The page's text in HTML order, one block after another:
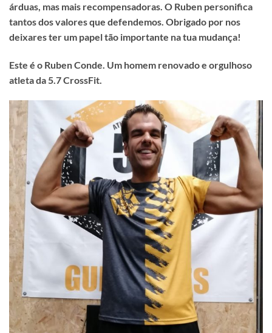
árduas, mas mais recompensadoras. O Ruben personifica
tantos dos valores que defendemos. Obrigado por nos
deixares ter um papel tão importante na tua mudança!
Este é o Ruben Conde. Um homem renovado e orgulhoso
atleta da 5.7 CrossFit.